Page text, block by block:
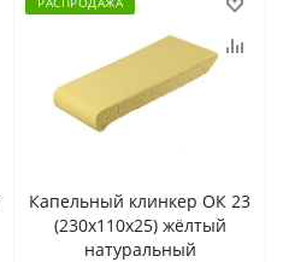
Капельный клинкер ОК 23
(230х110х25) жёлтый
натуральный